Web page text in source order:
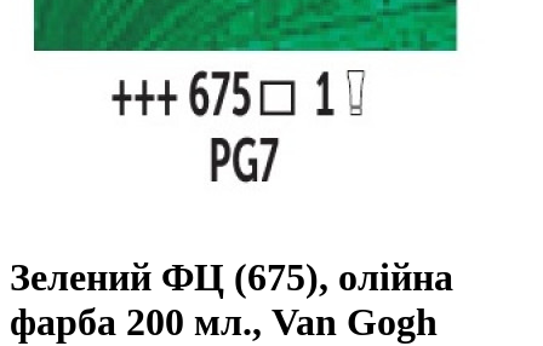
Зелений ФЦ (675), олійна
фарба 200 мл., Van Gogh